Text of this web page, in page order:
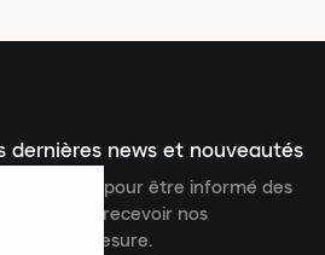
dernières news et nouveautés
Laced pour être informé des
et recevoir nos
sur mesure.